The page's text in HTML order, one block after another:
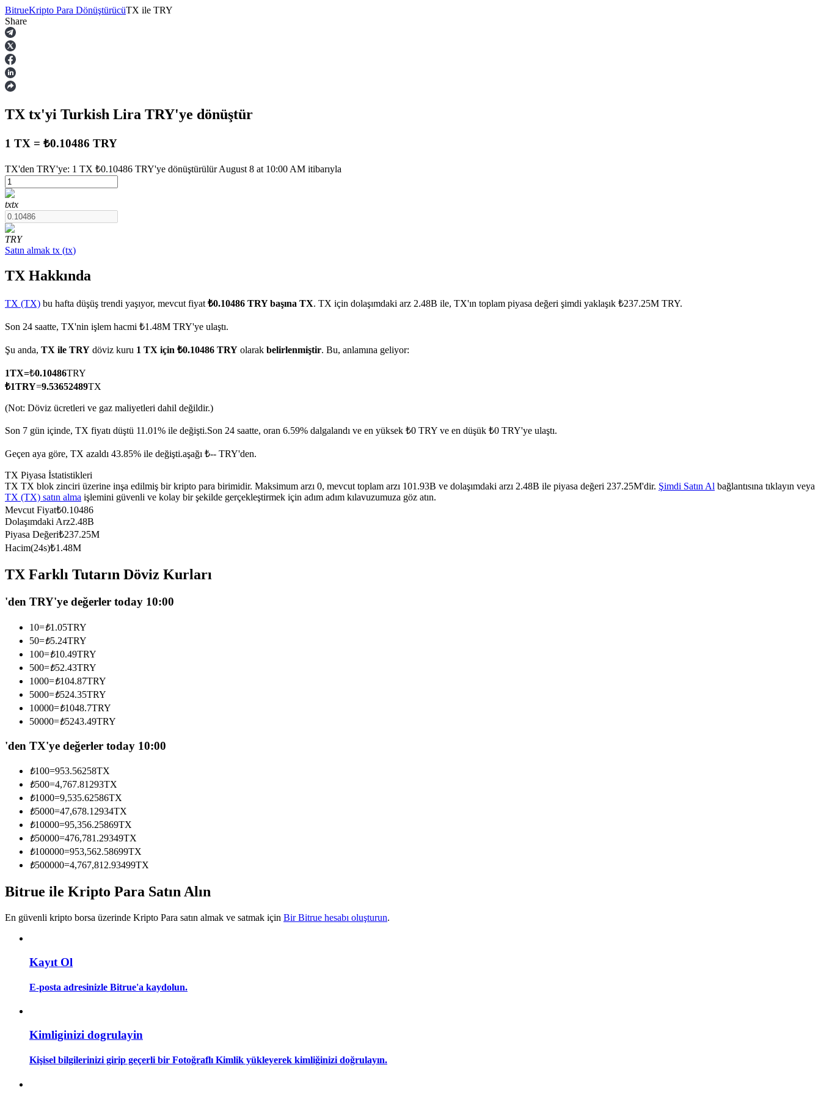
Vadeli İşlemler
COIN-M Vadeli İşlemleri
Kripto Para Vadeli İşlemleri
Hisse senetleri, döviz, değerli metaller ve emtia türevleri
USDC Vadeli İşlemleri
Kopya Ticaret
En iyi traderlarla güçlerinizi birleştirin
Kopya Tüccarı Olun
Kâr paylaşımı ve kopya ticaret komisyonlarının tadını çıkarın
BitrueKripto Para DönüştürücüTX ile TRY
Share
TX tx'yi Turkish Lira TRY'ye dönüştür
1 TX = ₺0.10486 TRY
TX'den TRY'ye: 1 TX ₺0.10486 TRY'ye dönüştürülür August 8 at 10:00 AM itibarıyla
txtx
TRY
Satın almak tx (tx)
TX Hakkında
TX (TX) bu hafta düşüş trendi yaşıyor, mevcut fiyat ₺0.10486 TRY başına TX. TX için dolaşımdaki arz 2.48B ile, TX'ın toplam piyasa değeri şimdi yaklaşık ₺237.25M TRY.
Son 24 saatte, TX'nin işlem hacmi ₺1.48M TRY'ye ulaştı.
Şu anda, TX ile TRY döviz kuru 1 TX için ₺0.10486 TRY olarak belirlenmiştir. Bu, anlamına geliyor:
1TX=₺0.10486TRY
₺1TRY=9.53652489TX
(Not: Döviz ücretleri ve gaz maliyetleri dahil değildir.)
Son 7 gün içinde, TX fiyatı düştü 11.01% ile değişti.Son 24 saatte, oran 6.59% dalgalandı ve en yüksek ₺0 TRY ve en düşük ₺0 TRY'ye ulaştı.
Geçen aya göre, TX azaldı 43.85% ile değişti.aşağı ₺-- TRY'den.
TX Piyasa İstatistikleri
TX TX blok zinciri üzerine inşa edilmiş bir kripto para birimidir. Maksimum arzı 0, mevcut toplam arzı 101.93B ve dolaşımdaki arzı 2.48B ile piyasa değeri 237.25M'dir. Şimdi Satın Al bağlantısına tıklayın veya
TX (TX) satın alma işlemini güvenli ve kolay bir şekilde gerçekleştirmek için adım adım kılavuzumuza göz atın.
Mevcut Fiyat₺0.10486
Dolaşımdaki Arz2.48B
Piyasa Değeri₺237.25M
Hacim(24s)₺1.48M
TX Farklı Tutarın Döviz Kurları
'den TRY'ye değerler today 10:00
10=₺1.05TRY
50=₺5.24TRY
100=₺10.49TRY
500=₺52.43TRY
1000=₺104.87TRY
5000=₺524.35TRY
10000=₺1048.7TRY
50000=₺5243.49TRY
'den TX'ye değerler today 10:00
₺100=953.56258TX
₺500=4,767.81293TX
₺1000=9,535.62586TX
₺5000=47,678.12934TX
₺10000=95,356.25869TX
₺50000=476,781.29349TX
₺100000=953,562.58699TX
₺500000=4,767,812.93499TX
Bitrue ile Kripto Para Satın Alın
En güvenli kripto borsa üzerinde Kripto Para satın almak ve satmak için Bir Bitrue hesabı oluşturun.
Kayıt Ol
E-posta adresinizle Bitrue'a kaydolun.
Kimliginizi dogrulayin
Kişisel bilgilerinizi girip geçerli bir Fotoğraflı Kimlik yükleyerek kimliğinizi doğrulayın.